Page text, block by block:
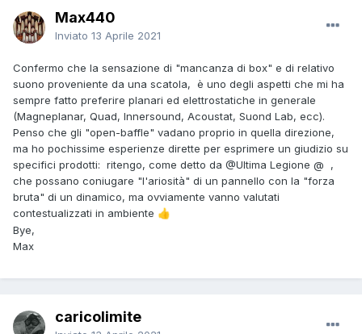
Max440
Inviato 13 Aprile 2021
Confermo che la sensazione di "mancanza di box" e di relativo
suono proveniente da una scatola, è uno degli aspetti che mi ha
sempre fatto preferire planari ed elettrostatiche in generale
(Magneplanar, Quad, Innersound, Acoustat, Suond Lab, ecc).
Penso che gli "open-baffle" vadano proprio in quella direzione,
ma ho pochissime esperienze dirette per esprimere un giudizio su
specifici prodotti: ritengo, come detto da @Ultima Legione @ ,
che possano coniugare "l'ariosità" di un pannello con la "forza
bruta" di un dinamico, ma ovviamente vanno valutati
contestualizzati in ambiente 👍
Bye,
Max
caricolimite